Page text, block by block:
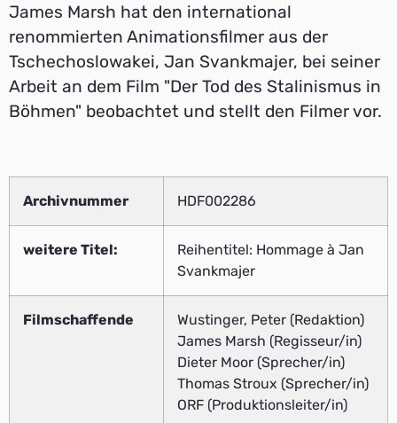
James Marsh hat den international
renommierten Animationsfilmer aus der
Tschechoslowakei, Jan Svankmajer, bei seiner
Arbeit an dem Film "Der Tod des Stalinismus in
Böhmen" beobachtet und stellt den Filmer vor.
Archivnummer HDF002286
weitere Titel:
Reihentitel: Hommage à Jan
Svankmajer
Filmschaffende
Wustinger, Peter (Redaktion)
James Marsh (Regisseur/in)
Dieter Moor (Sprecher/in)
Thomas Stroux (Sprecher/in)
ORF (Produktionsleiter/in)